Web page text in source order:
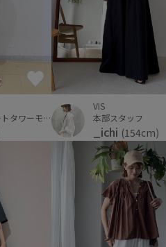
タカシマヤゲートタワーモール
VIS
本部スタッフ
_ichi (154cm)